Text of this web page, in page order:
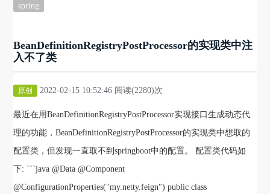
spring
BeanDefinitionRegistryPostProcessor的实现类中注
入不了类
原创 2022-02-15 10:52:46 阅读(2280)次
最近在用BeanDefinitionRegistryPostProcessor实现接口生成动态代
理的功能，BeanDefinitionRegistryPostProcessor的实现类中想取的
配置类，但发现一直取不到springboot中的配置。 配置类代码如
下: ```java @Data @Component
@ConfigurationProperties("my.netty.feign") public class